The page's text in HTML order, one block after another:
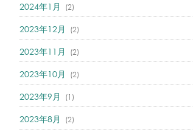
2024年1月 (2)
2023年12月 (2)
2023年11月 (2)
2023年10月 (2)
2023年9月 (1)
2023年8月 (2)